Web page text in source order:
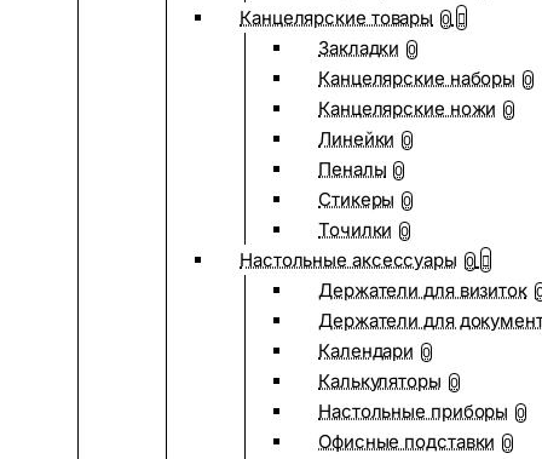
Канцелярские товары 0
Закладки 0
Канцелярские наборы 0
Канцелярские ножи 0
Линейки 0
Пеналы 0
Стикеры 0
Точилки 0
Настольные аксессуары 0
Держатели для визиток
Держатели для
Календари 0
Калькуляторы 0
Настольные приборы 0
Офисные подставки 0